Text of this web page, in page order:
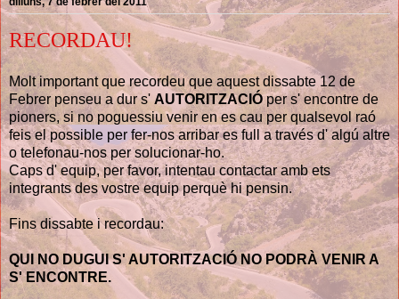
RECORDAU!
Molt important que recordeu que aquest dissabte 12 de
Febrer penseu a dur s'AUTORITZACIÓper s' encontre de
pioners, si no poguessiu venir en es cau per qualsevol raó
feis el possible per fer-nos arribar es full a través d' algú altre
o telefonau-nos per solucionar-ho.
Caps d' equip, per favor, intentau contactar amb ets
integrants des vostre equip perquè hi pensin.
Fins dissabte i recordau:
QUI NO DUGUI S' AUTORITZACIÓ NO PODRÀ VENIR A
S' ENCONTRE.